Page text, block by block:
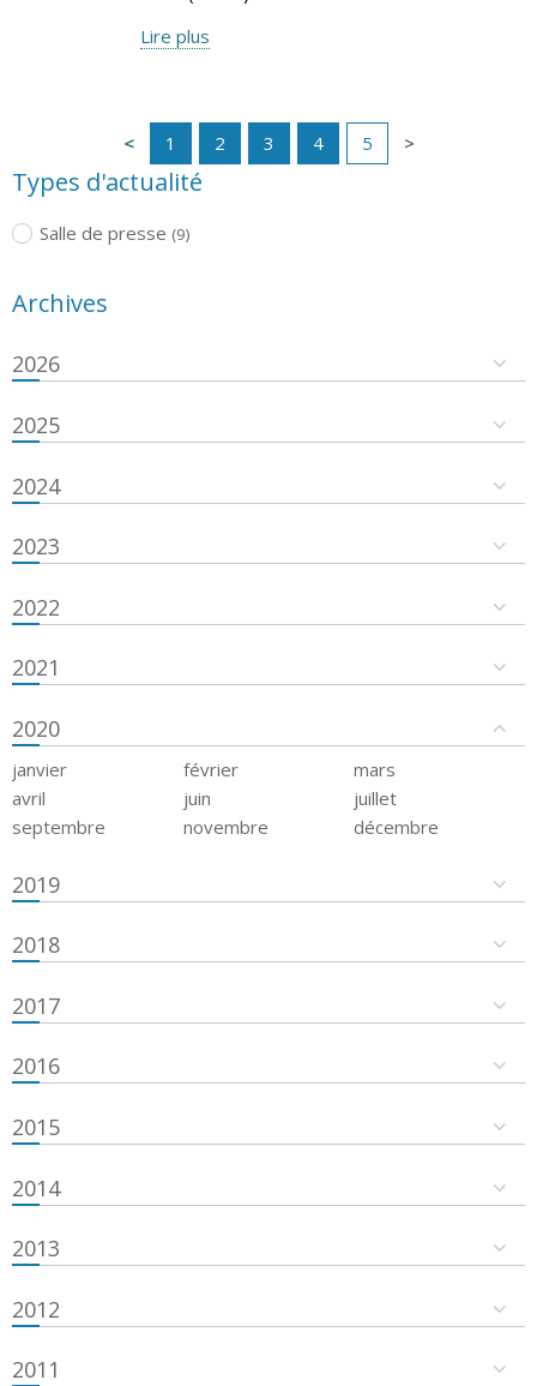
Lire plus
1 2 3 4 5
Types d'actualité
Salle de presse (9)
Archives
2026
2025
2024
2023
2022
2021
2020
janvier février
mars
avril
juin
juillet
septembre
novembre décembre
2019
2018
2017
2016
2015
2014
2013
2012
2011